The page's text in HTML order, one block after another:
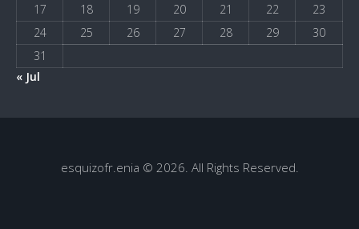
17
18 19 20 21 22
23
24
25 26 27 28 29
30
31
« Jul
esquizofr.enia © 2026. All Rights Reserved.